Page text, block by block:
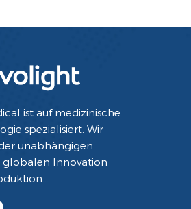
ist auf medizinische
spezialisiert. Wir
unabhängigen
globalen Innovation